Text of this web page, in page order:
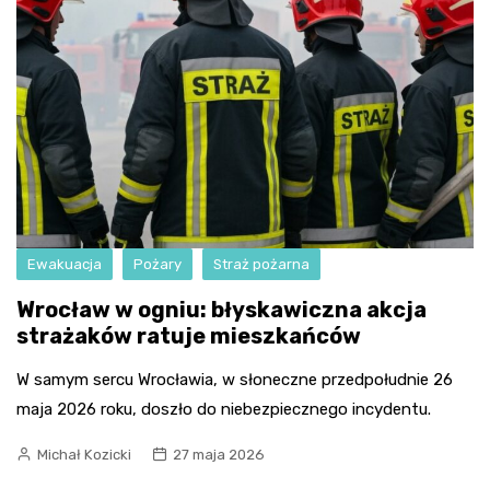
Ewakuacja Pożary Straż pożarna
Wrocław w ogniu: błyskawiczna akcja
strażaków ratuje mieszkańców
W samym sercu Wrocławia, w słoneczne przedpołudnie 26
maja 2026 roku, doszło do niebezpiecznego incydentu.
Michał Kozicki 27 maja 2026